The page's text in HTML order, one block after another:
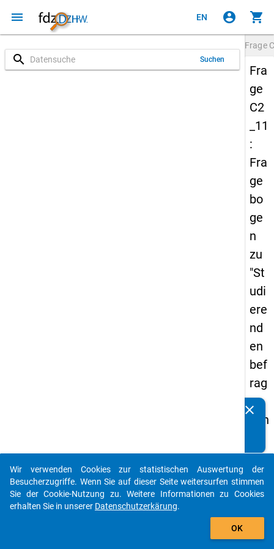
menu EN account_circle shopping_cart
search Suchen
Frage
Fra
ge
C2
_11
:
Fra
ge
bo
ge
n
zu
"St
udi
ere
nd
en
bef
rag
un
g in
uts
chl
an
clear
auto_stories
add_shopping_cart
Wir verwenden Cookies zur statistischen Auswertung der
Besucherzugriffe. Wenn Sie auf dieser Seite weitersurfen stimmen
Sie der Cookie-Nutzung zu. Weitere Informationen zu Cookies
erhalten Sie in unserer Datenschutzerkärung.
OK